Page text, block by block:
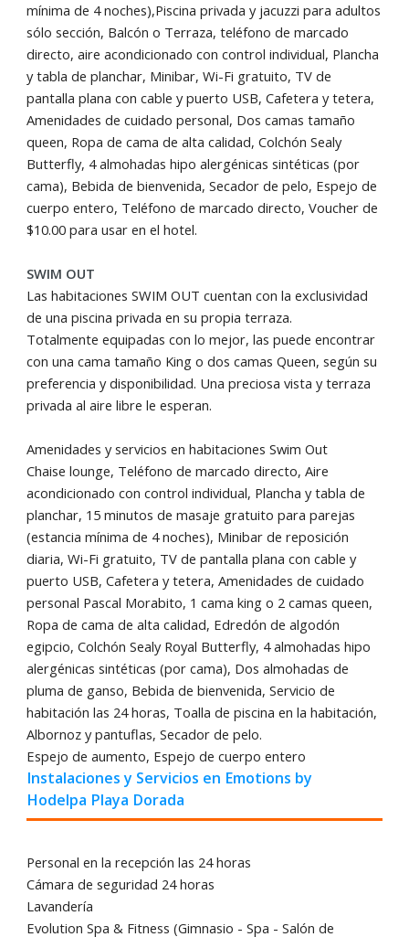
mínima de 4 noches),Piscina privada y jacuzzi para adultos
sólo sección, Balcón o Terraza, teléfono de marcado
directo, aire acondicionado con control individual, Plancha
y tabla de planchar, Minibar, Wi-Fi gratuito, TV de
pantalla plana con cable y puerto USB, Cafetera y tetera,
Amenidades de cuidado personal, Dos camas tamaño
queen, Ropa de cama de alta calidad, Colchón Sealy
Butterfly, 4 almohadas hipo alergénicas sintéticas (por
cama), Bebida de bienvenida, Secador de pelo, Espejo de
cuerpo entero, Teléfono de marcado directo, Voucher de
$10.00 para usar en el hotel.
SWIM OUT
Las habitaciones SWIM OUT cuentan con la exclusividad
de una piscina privada en su propia terraza.
Totalmente equipadas con lo mejor, las puede encontrar
con una cama tamaño King o dos camas Queen, según su
preferencia y disponibilidad. Una preciosa vista y terraza
privada al aire libre le esperan.
Amenidades y servicios en habitaciones Swim Out
Chaise lounge, Teléfono de marcado directo, Aire
acondicionado con control individual, Plancha y tabla de
planchar, 15 minutos de masaje gratuito para parejas
(estancia mínima de 4 noches), Minibar de reposición
diaria, Wi-Fi gratuito, TV de pantalla plana con cable y
puerto USB, Cafetera y tetera, Amenidades de cuidado
personal Pascal Morabito, 1 cama king o 2 camas queen,
Ropa de cama de alta calidad, Edredón de algodón
egipcio, Colchón Sealy Royal Butterfly, 4 almohadas hipo
alergénicas sintéticas (por cama), Dos almohadas de
pluma de ganso, Bebida de bienvenida, Servicio de
habitación las 24 horas, Toalla de piscina en la habitación,
Albornoz y pantuflas, Secador de pelo.
Espejo de aumento, Espejo de cuerpo entero
Instalaciones y Servicios en Emotions by
Hodelpa Playa Dorada
Personal en la recepción las 24 horas
Cámara de seguridad 24 horas
Lavandería
Evolution Spa & Fitness (Gimnasio - Spa - Salón de